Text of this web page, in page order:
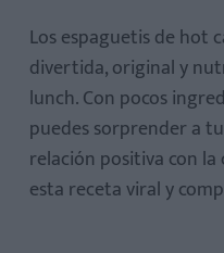
Los espaguetis de hot
divertida, original y
lunch. Con pocos
puedes sorprender a
relación positiva con
esta receta viral y